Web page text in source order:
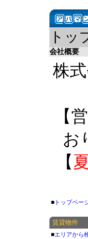
トッ
会社概要
株
【
お
【
■ トップペー
賃貸物件
■エリアから